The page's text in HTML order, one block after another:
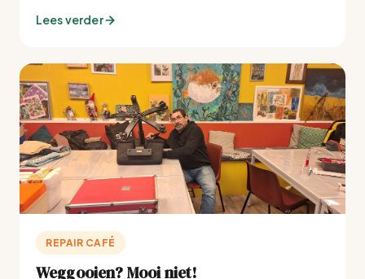
Lees verder
REPAIR CAFÉ
Weggooien? Mooi niet!